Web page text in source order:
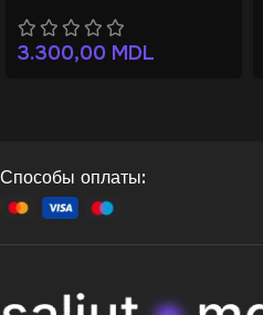
3.300,00 MDL
Способы оплаты: